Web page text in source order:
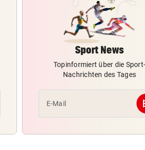
Sport News
Topinformiert über die Sport-
Nachrichten des Tages
E-Mail